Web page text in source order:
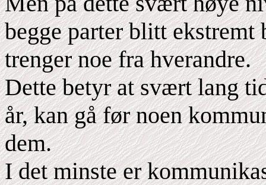
begge parter blitt ekstremt
trenger noe fra hverandre.
Dette betyr at svært lang
år, kan gå før noen
dem.
I det minste er